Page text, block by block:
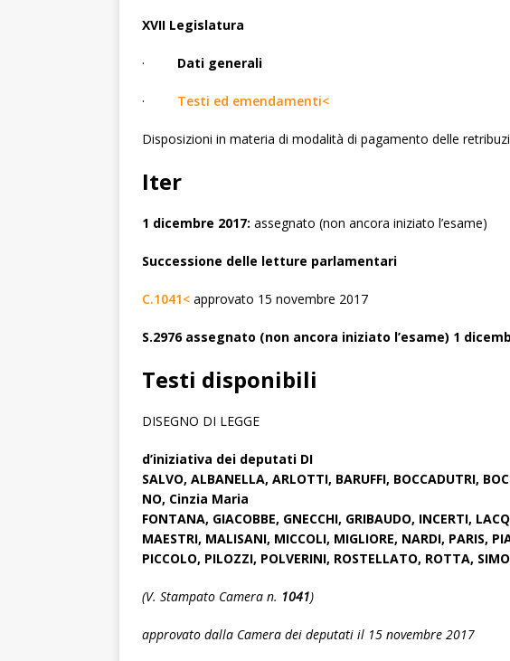
XVII Legislatura
· Dati generali
· Testi ed emendamenti<
Disposizioni in materia di modalità di pagamento delle
Iter
1 dicembre 2017: assegnato (non ancora iniziato l’esame)
Successione delle letture parlamentari
C.1041< approvato 15 novembre 2017
S.2976 assegnato (non ancora iniziato l’esame) 1
Testi disponibili
DISEGNO DI LEGGE
d’iniziativa dei deputati DI
SALVO, ALBANELLA, ARLOTTI, BARUFFI, BOCCADUTRI,
NO, Cinzia Maria
FONTANA, GIACOBBE, GNECCHI, GRIBAUDO, INCERTI,
MAESTRI, MALISANI, MICCOLI, MIGLIORE, NARDI, PARIS,
PICCOLO, PILOZZI, POLVERINI, ROSTELLATO, ROTTA,
(V. Stampato Camera n. 1041)
approvato dalla Camera dei deputati il 15 novembre 2017